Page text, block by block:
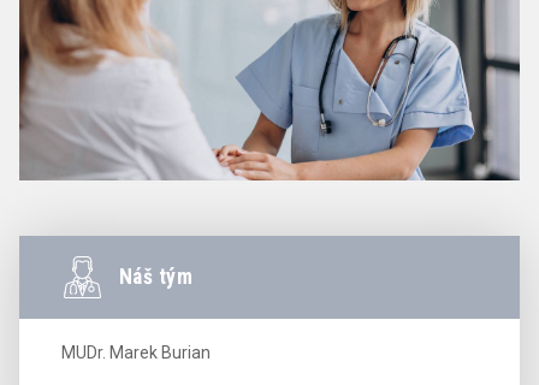
Náš tým
MUDr. Marek Burian